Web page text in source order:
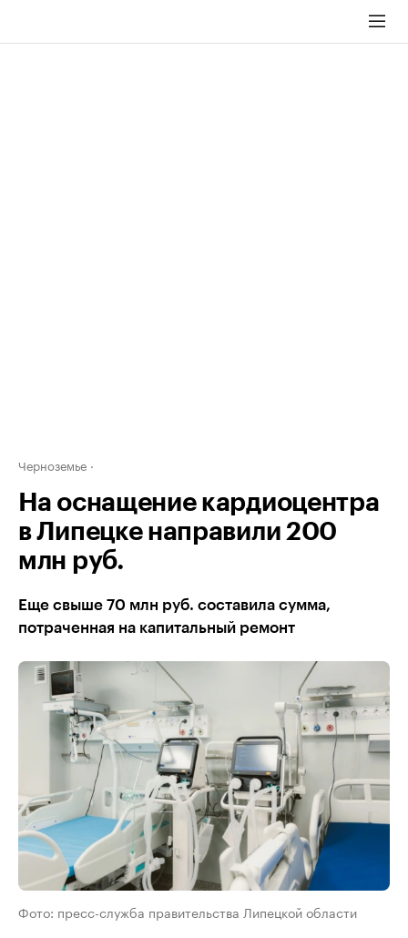
Черноземье
На оснащение кардиоцентра
в Липецке направили 200
млн руб.
Еще свыше 70 млн руб. составила сумма,
потраченная на капитальный ремонт
Фото: пресс-служба правительства Липецкой области